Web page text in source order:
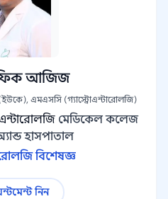
আজিজ
এমএসসি (গ্যাস্ট্রোএন্টারোলজি)
মেডিকেল কলেজ
হাসপাতাল
বিশেষজ্ঞ
নিন